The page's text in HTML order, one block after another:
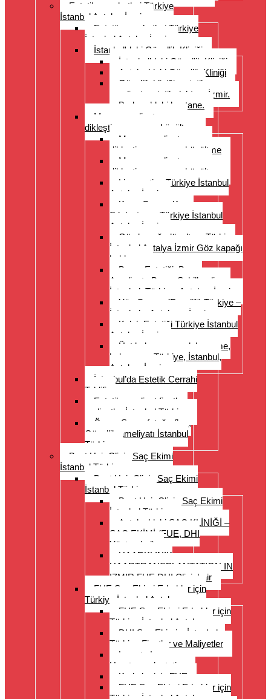
Estetik seyahatleri Türkiye
İstanbul Antalya İzmir
Estetik seyahatleri Türkiye
İstanbul Antalya İzmir
İstanbul'daki Güzellik Kliniği
İstanbul’daki Güzellik Kliniği
Antalya’daki Güzellik Kliniği
Güzellik kliniği, estetik
ameliyat, estetik doktoru İzmir.
Bodrum’daki hastane.
Meme ameliyatı: meme
dikleştirme, meme küçültme
Meme ameliyatı: meme
dikleştirme, meme küçültme
Meme ameliyatı: meme
dikleştirme, meme küçültme
Liposuction Türkiye İstanbul
Antalya İzmir
Karın Germe Karın
Sıkılaştırma Türkiye İstanbul
Antalya İzmir
Göz kapağı düzeltme Türkiye
İstanbul Antalya İzmir Göz kapağı
kaldırma
Burun Estetiği, Burun
Ameliyatı, Burun Şekillendirme
İstanbul, Türkiye, Antalya, İzmir
Yüz Germe (Facelift) Türkiye –
İstanbul – Antalya – İzmir
Kulak Estetiği Türkiye İstanbul
Antalya İzmir
Üst kol germe, uyluk germe,
kol germe, Türkiye, İstanbul,
Antalya, İzmir
İstanbul’da Estetik Cerrahi
Teklifi
Estetik ameliyat fiyatları
maliyetler İstanbul Türkiye
Önce- Sonra fotoğrafları,
Güzellik ameliyatı İstanbul
Türkiye
Best Hair Clinic Saç Ekimi
İstanbul Türkiye
Best Hair Clinic Saç Ekimi
İstanbul Türkiye
Best Hair Clinic Saç Ekimi
İstanbul Türkiye
Antalya’daki SAÇ KLİNİĞİ –
SAÇ EKİMİ (FUE, DHI
Yöntemleri)
HAARKLINIK
HAARTRANSPLANTATION IN
IZMIR FUE DHI Clinichair
FUE Saç Ekimi Erkekler için
Türkiye İstanbul Antalya
FUE Saç Ekimi Erkekler için
Türkiye İstanbul Antalya
DHI Saç Ekimi – İstanbul –
Türkiye Fiyatlar ve Maliyetler
Long to Long
Haartransplantation
Kadınlar için FUE
FUE Saç Ekimi Erkekler için